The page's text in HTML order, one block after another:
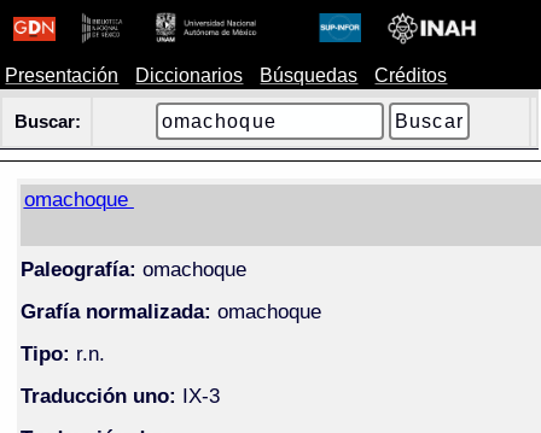
Presentación Diccionarios Búsquedas Créditos
Buscar:
omachoque
Paleografía: omachoque
Grafía normalizada: omachoque
Tipo: r.n.
Traducción uno: IX-3